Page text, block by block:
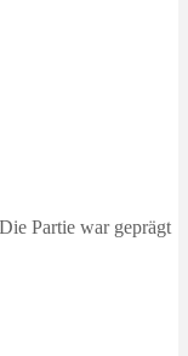
Partie war geprägt